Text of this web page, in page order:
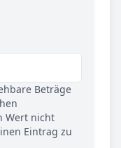
Beträge
Wert nicht
Eintrag zu